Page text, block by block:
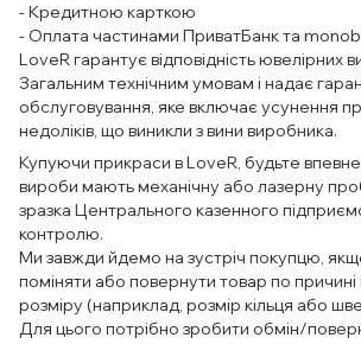
- Кредитною карткою
- Оплата частинами ПриватБанк та
LoveR гарантує відповідність ювелірних
Загальним технічним умовам і надає
обслуговування, яке включає усунення
недоліків, що виникли з вини виробника.
Купуючи прикраси в LoveR, будьте
вироби мають механічну або лазерну
зразка Центрального казенного
контролю.
Ми завжди йдемо на зустріч покупцю,
поміняти або повернути товар по причині
розміру (наприклад, розмір кільця або
Для цього потрібно зробити обмін/